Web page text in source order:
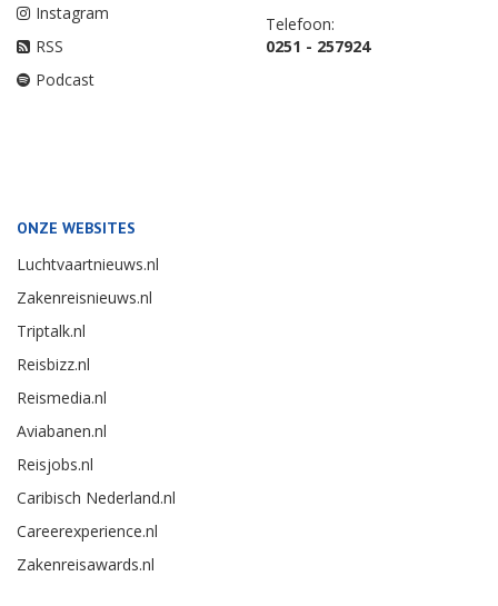
Instagram
RSS
Podcast
Telefoon:
0251 - 257924
ONZE WEBSITES
Luchtvaartnieuws.nl
Zakenreisnieuws.nl
Triptalk.nl
Reisbizz.nl
Reismedia.nl
Aviabanen.nl
Reisjobs.nl
Caribisch Nederland.nl
Careerexperience.nl
Zakenreisawards.nl